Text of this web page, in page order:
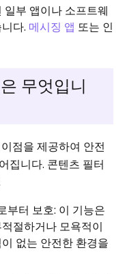
부 앱이나 소프트웨
다. 메시징 앱 또는 인
무엇입니
점을 제공하여 안전
집니다. 콘텐츠 필터
부터 보호: 이 기능은
절하거나 모욕적이
없는 안전한 환경을